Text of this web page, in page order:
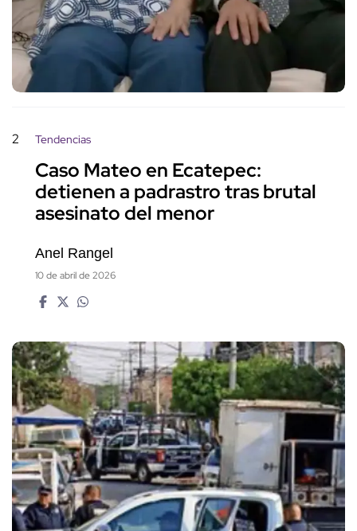
2 Tendencias
Caso Mateo en Ecatepec:
detienen a padrastro tras brutal
asesinato del menor
Anel Rangel
10 de abril de 2026